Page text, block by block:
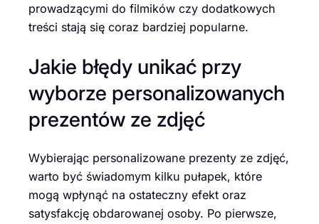
prowadzącymi do filmików czy dodatkowych
treści stają się coraz bardziej popularne.
Jakie błędy unikać przy
wyborze personalizowanych
prezentów ze zdjęć
Wybierając personalizowane prezenty ze zdjęć,
warto być świadomym kilku pułapek, które
mogą wpłynąć na ostateczny efekt oraz
satysfakcję obdarowanej osoby. Po pierwsze,